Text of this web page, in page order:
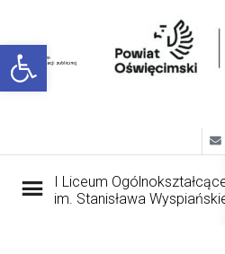
Open toolbar
I Liceum
im. Stanisława